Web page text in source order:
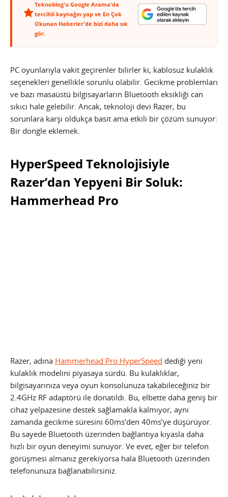
Teknoblog'u Google Arama'da
tercihli kaynağın yap ve En Çok
Okunan Haberler'de bizi daha sık
gör.
PC oyunlarıyla vakit geçirenler bilirler ki, kablosuz kulaklık
seçenekleri genellikle sorunlu olabilir. Gecikme problemları
ve bazı masaüstü bilgisayarların Bluetooth eksikliği can
sıkıcı hale gelebilir. Ancak, teknoloji devi Razer, bu
sorunlara karşı oldukça basit ama etkili bir çözüm sunuyor:
Bir dongle eklemek.
HyperSpeed Teknolojisiyle
Razer’dan Yepyeni Bir Soluk:
Hammerhead Pro
Razer, adına Hammerhead Pro HyperSpeed dediği yeni
kulaklık modelini piyasaya sürdü. Bu kulaklıklar,
bilgisayarınıza veya oyun konsolunuza takabileceğiniz bir
2.4GHz RF adaptörü ile donatıldı. Bu, elbette daha geniş bir
cihaz yelpazesine destek sağlamakla kalmıyor, aynı
zamanda gecikme süresini 60ms’den 40ms’ye düşürüyor.
Bu sayede Bluetooth üzerinden bağlantıya kıyasla daha
hızlı bir oyun deneyimi sunuyor. Ve evet, eğer bir telefon
görüşmesi almanız gerekiyorsa hala Bluetooth üzerinden
telefonunuza bağlanabilirsiniz.